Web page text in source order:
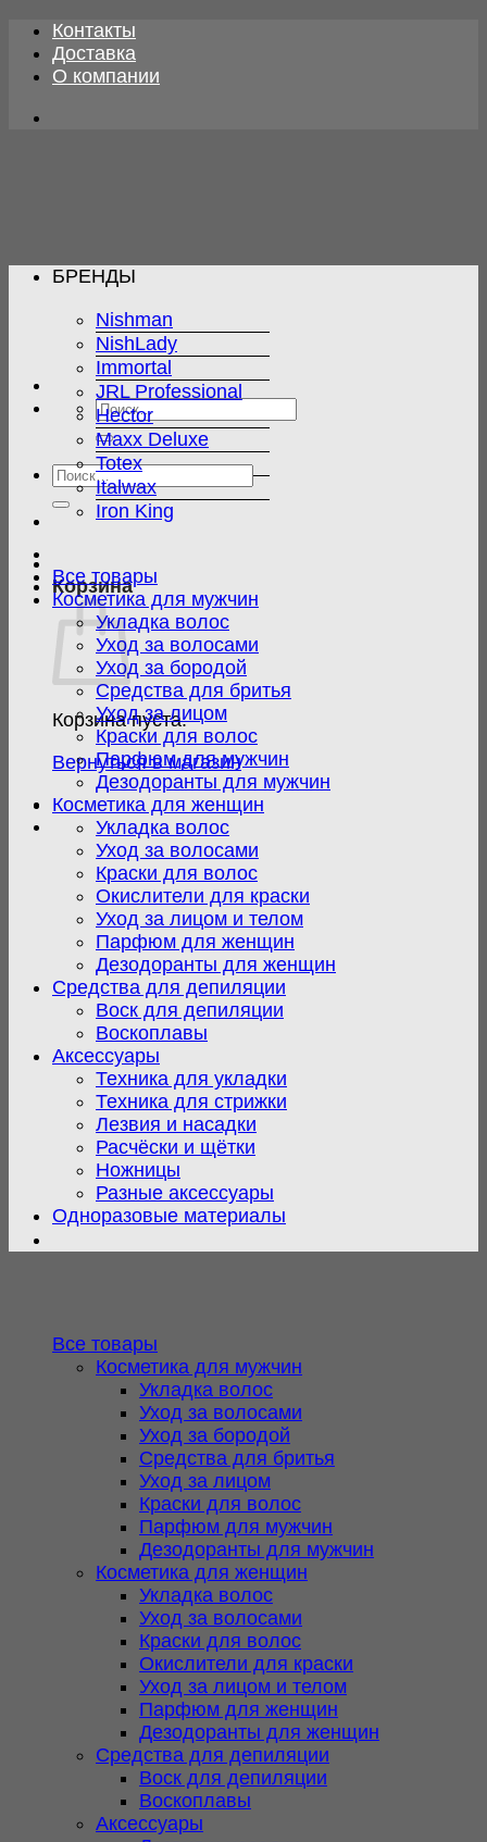
Skip
content
Контакты
Доставка
О компании
Искать:
Искать:
Корзина
Корзина пуста.
Вернуться в магазин
БРЕНДЫ
Nishman
NishLady
Immortal
JRL Professional
Hector
Maxx Deluxe
Totex
Italwax
Iron King
Все товары
Косметика для мужчин
Укладка волос
Уход за волосами
Уход за бородой
Средства для бритья
Уход за лицом
Краски для волос
Парфюм для мужчин
Дезодоранты для мужчин
Косметика для женщин
Укладка волос
Уход за волосами
Краски для волос
Окислители для краски
Уход за лицом и телом
Парфюм для женщин
Дезодоранты для женщин
Средства для депиляции
Воск для депиляции
Воскоплавы
Аксессуары
Техника для укладки
Техника для стрижки
Лезвия и насадки
Расчёски и щётки
Ножницы
Разные аксессуары
Одноразовые материалы
Все товары
Косметика для мужчин
Укладка волос
Уход за волосами
Уход за бородой
Средства для бритья
Уход за лицом
Краски для волос
Парфюм для мужчин
Дезодоранты для мужчин
Косметика для женщин
Укладка волос
Уход за волосами
Краски для волос
Окислители для краски
Уход за лицом и телом
Парфюм для женщин
Дезодоранты для женщин
Средства для депиляции
Воск для депиляции
Воскоплавы
Аксессуары